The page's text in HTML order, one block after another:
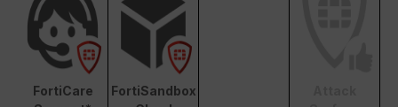
FortiCare
FortiSandbox